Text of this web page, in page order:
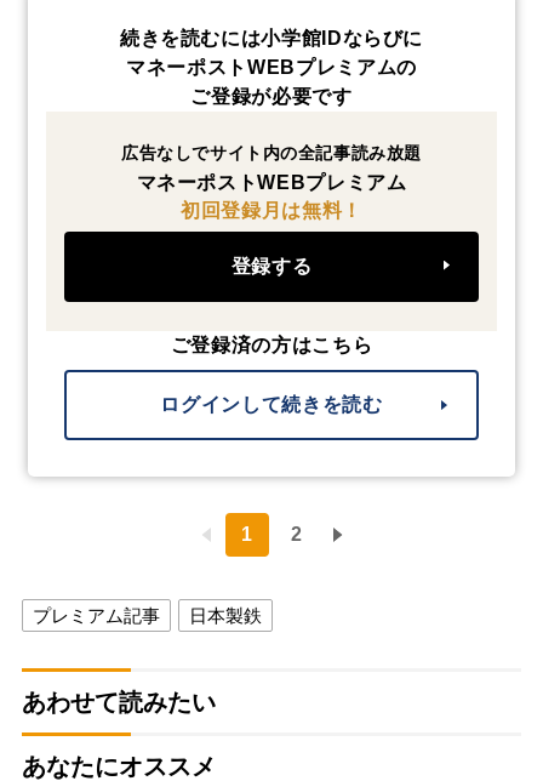
続きを読むには小学館IDならびに
マネーポストWEBプレミアムの
ご登録が必要です
広告なしでサイト内の全記事読み放題
マネーポストWEBプレミアム
初回登録月は無料！
登録する
ご登録済の方はこちら
ログインして続きを読む
1 2
プレミアム記事 日本製鉄
あわせて読みたい
あなたにオススメ